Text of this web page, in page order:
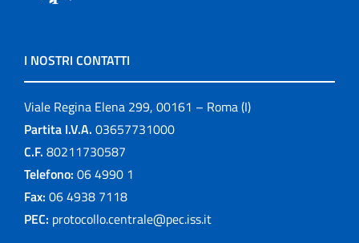
I NOSTRI CONTATTI
Viale Regina Elena 299, 00161 – Roma (I)
Partita I.V.A. 03657731000
C.F. 80211730587
Telefono: 06 4990 1
Fax: 06 4938 7118
PEC: protocollo.centrale@pec.iss.it